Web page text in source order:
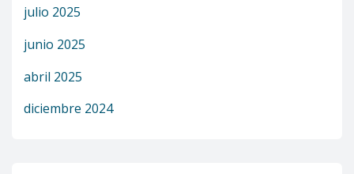
julio 2025
junio 2025
abril 2025
diciembre 2024